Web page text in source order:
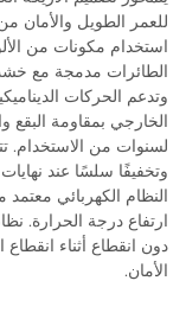
للعمر الطويل والأمان
استخدام مكونات من
الطائرات مدمجة مع
وتدعم الحركات
الخارجي بمقاومة
لسنوات من الاستخدام.
وتخفيفًا سلسًا عند
ارتفاع درجة الحرارة.
دون انقطاع أثناء انقطاع
الأمان.